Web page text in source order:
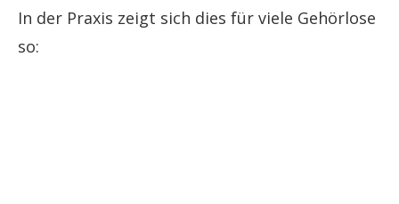
In der Praxis zeigt sich dies für viele Gehörlose
so: